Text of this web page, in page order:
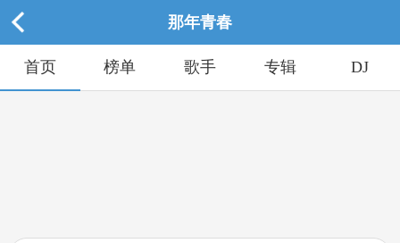
那年青春
首页 榜单 歌手 专辑 DJ